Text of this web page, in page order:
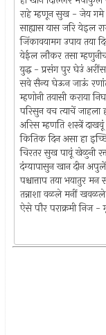
राहे म्हणून सुख - जेय
साह्यास यास जरि येइल
जिंकावयामग उपाय तया
येईल लौकर तसा
युद्ध - प्रसंग पुर घेउं
सवे सैन्य घेऊन जाऊं
म्हणोनी तयासी कराया
परिसुन वच त्याचें जाहला
अरिस म्हणति शस्त्रें
कितिक दिन असा हा
चिरतर सुख पावूं खेळुनी
दंग्यापासुन खान दीन
पश्चात्ताप तया भयातुर
तन्नाशा वळले मनीं खवळले
ऐसे पौर पराक्रमी निज -